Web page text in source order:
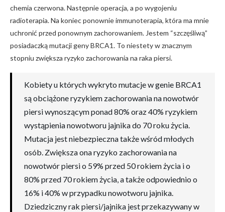
chemia czerwona. Następnie operacja, a po wygojeniu
radioterapia. Na koniec ponownie immunoterapia, która ma mnie
uchronić przed ponownym zachorowaniem. Jestem “szczęśliwą”
posiadaczką mutacji geny BRCA1. To niestety w znacznym
stopniu zwiększa ryzyko zachorowania na raka piersi.
Kobiety u których wykryto mutacje w genie BRCA1
są obciążone ryzykiem zachorowania na nowotwór
piersi wynoszącym ponad 80% oraz 40% ryzykiem
wystąpienia nowotworu jajnika do 70 roku życia.
Mutacja jest niebezpieczna także wśród młodych
osób. Zwiększa ona ryzyko zachorowania na
nowotwór piersi o 59% przed 50 rokiem życia i o
80% przed 70 rokiem życia, a także odpowiednio o
16% i 40% w przypadku nowotworu jajnika.
Dziedziczny rak piersi/jajnika jest przekazywany w